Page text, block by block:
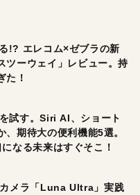
!? エレコム×ゼブラの新
ツーウェイ」レビュー。持
た！
試す。Siri AI、ショート
、期待大の便利機能5選。
なる未来はすぐそこ！
メラ「Luna Ultra」実践